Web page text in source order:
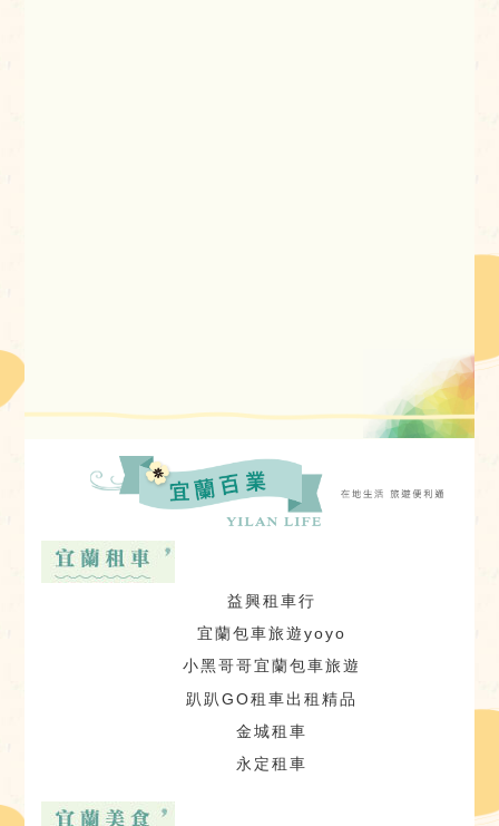
益興租車行
宜蘭包車旅遊yoyo
小黑哥哥宜蘭包車旅遊
趴趴GO租車出租精品
金城租車
永定租車